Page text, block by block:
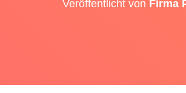
Veröffentlicht von Firma